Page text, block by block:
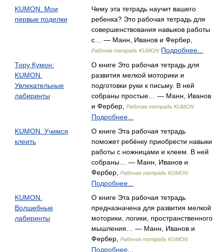
KUMON. Мои
первые поделки
Чему эта тетрадь научит вашего
ребенка? Это рабочая тетрадь для
совершенствования навыков работы
с… — Манн, Иванов и Фербер,
Рабочая тетрадь KUMON Подробнее...
Тору Кумон:
KUMON.
Увлекательные
лабиринты
О книге Это рабочая тетрадь для
развития мелкой моторики и
подготовки руки к письму. В ней
собраны простые… — Манн, Иванов
и Фербер,
Рабочая тетрадь KUMON
Подробнее...
KUMON. Учимся
клеить
О книге Эта рабочая тетрадь
поможет ребёнку приобрести навыки
работы с ножницами и клеем. В ней
собраны… — Манн, Иванов и
Фербер,
Рабочая тетрадь KUMON
Подробнее...
KUMON.
Волшебные
лабиринты
О книге Эта рабочая тетрадь
предназначена для развития мелкой
моторики, логики, пространственного
мышления… — Манн, Иванов и
Фербер,
Рабочая тетрадь KUMON
Подробнее...